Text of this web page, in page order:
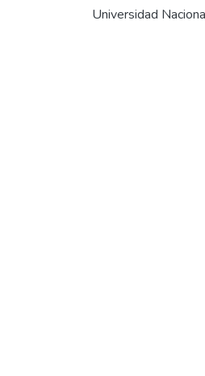
Universidad